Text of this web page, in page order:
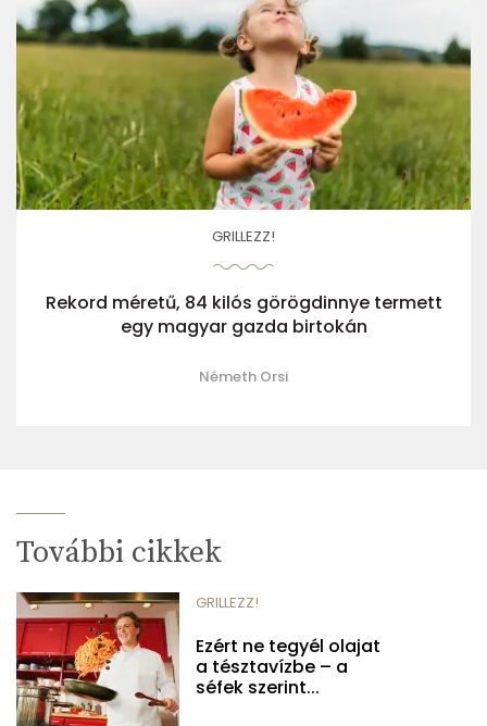
GRILLEZZ!
Rekord méretű, 84 kilós görögdinnye termett
egy magyar gazda birtokán
Németh Orsi
További cikkek
GRILLEZZ!
Ezért ne tegyél olajat
a tésztavízbe – a
séfek szerint...